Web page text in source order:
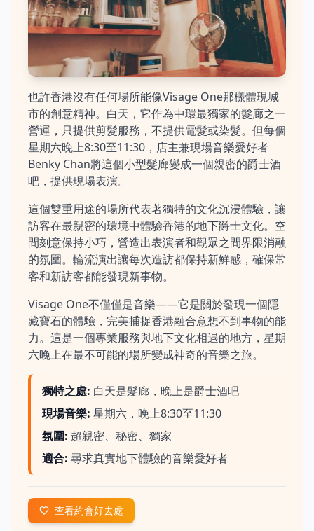
也許香港沒有任何場所能像Visage One那樣體現城
市的創意精神。白天，它作為中環最獨家的髮廊之一
營運，只提供剪髮服務，不提供電髮或染髮。但每個
星期六晚上8:30至11:30，店主兼現場音樂愛好者
Benky Chan將這個小型髮廊變成一個親密的爵士酒
吧，提供現場表演。
這個雙重用途的場所代表著獨特的文化沉浸體驗，讓
訪客在最親密的環境中體驗香港的地下爵士文化。空
間刻意保持小巧，營造出表演者和觀眾之間界限消融
的氛圍。輪流演出讓每次造訪都保持新鮮感，確保常
客和新訪客都能發現新事物。
Visage One不僅僅是音樂——它是關於發現一個隱
藏寶石的體驗，完美捕捉香港融合意想不到事物的能
力。這是一個專業服務與地下文化相遇的地方，星期
六晚上在最不可能的場所變成神奇的音樂之旅。
獨特之處: 白天是髮廊，晚上是爵士酒吧
現場音樂: 星期六，晚上8:30至11:30
氛圍: 超親密、秘密、獨家
適合: 尋求真實地下體驗的音樂愛好者
查看約會好去處